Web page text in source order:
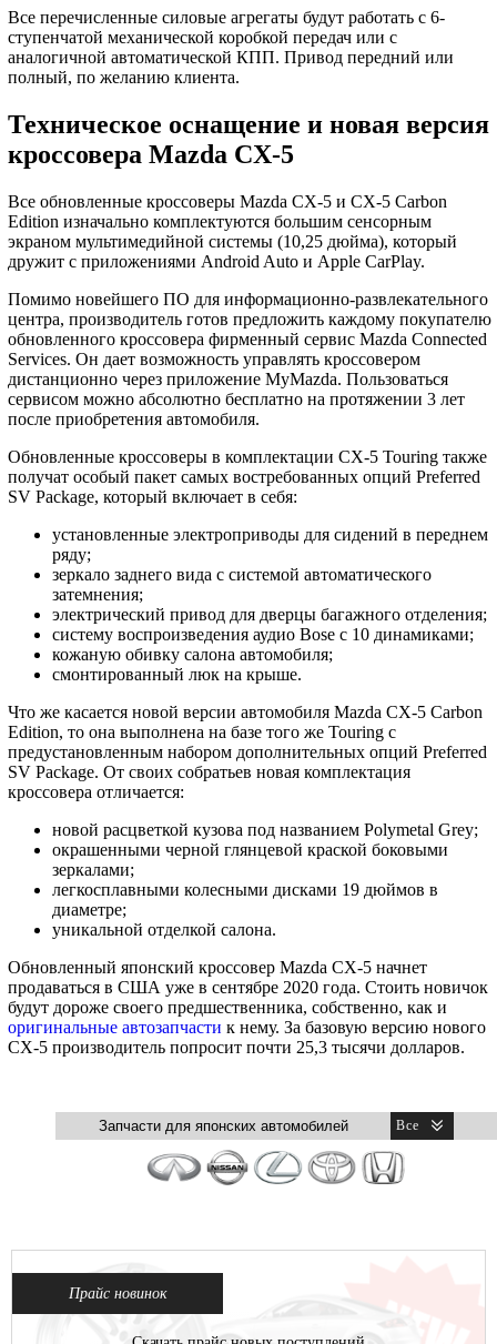
Все перечисленные силовые агрегаты будут работать с 6-
ступенчатой механической коробкой передач или с
аналогичной автоматической КПП. Привод передний или
полный, по желанию клиента.
Техническое оснащение и новая версия
кроссовера Mazda CX-5
Все обновленные кроссоверы Mazda CX-5 и CX-5 Carbon
Edition изначально комплектуются большим сенсорным
экраном мультимедийной системы (10,25 дюйма), который
дружит с приложениями Android Auto и Apple CarPlay.
Помимо новейшего ПО для информационно-развлекательного
центра, производитель готов предложить каждому покупателю
обновленного кроссовера фирменный сервис Mazda Connected
Services. Он дает возможность управлять кроссовером
дистанционно через приложение MyMazda. Пользоваться
сервисом можно абсолютно бесплатно на протяжении 3 лет
после приобретения автомобиля.
Обновленные кроссоверы в комплектации CX-5 Touring также
получат особый пакет самых востребованных опций Preferred
SV Package, который включает в себя:
установленные электроприводы для сидений в переднем
ряду;
зеркало заднего вида с системой автоматического
затемнения;
электрический привод для дверцы багажного отделения;
систему воспроизведения аудио Bose с 10 динамиками;
кожаную обивку салона автомобиля;
смонтированный люк на крыше.
Что же касается новой версии автомобиля Mazda CX-5 Carbon
Edition, то она выполнена на базе того же Touring с
предустановленным набором дополнительных опций Preferred
SV Package. От своих собратьев новая комплектация
кроссовера отличается:
новой расцветкой кузова под названием Polymetal Grey;
окрашенными черной глянцевой краской боковыми
зеркалами;
легкосплавными колесными дисками 19 дюймов в
диаметре;
уникальной отделкой салона.
Обновленный японский кроссовер Mazda CX-5 начнет
продаваться в США уже в сентябре 2020 года. Стоить новичок
будут дороже своего предшественника, собственно, как и
оригинальные автозапчасти к нему. За базовую версию нового
CX-5 производитель попросит почти 25,3 тысячи долларов.
Прайс новинок